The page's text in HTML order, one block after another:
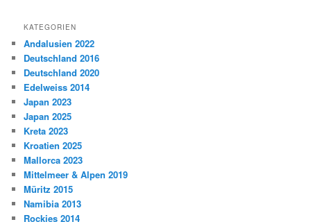
KATEGORIEN
Andalusien 2022
Deutschland 2016
Deutschland 2020
Edelweiss 2014
Japan 2023
Japan 2025
Kreta 2023
Kroatien 2025
Mallorca 2023
Mittelmeer & Alpen 2019
Müritz 2015
Namibia 2013
Rockies 2014